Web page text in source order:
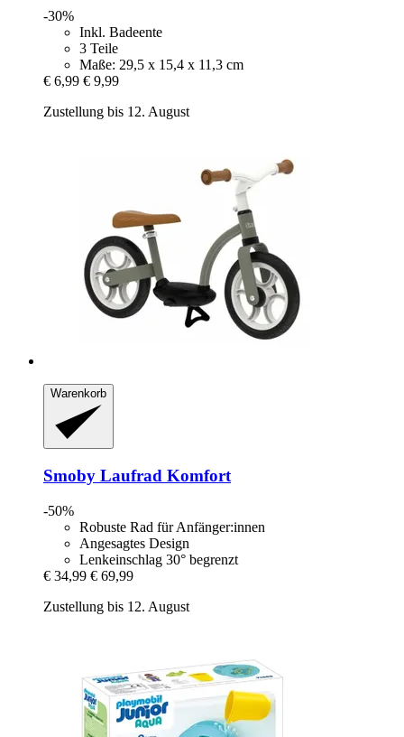
-30%
Inkl. Badeente
3 Teile
Maße: 29,5 x 15,4 x 11,3 cm
€ 6,99 € 9,99
Zustellung bis 12. August
Warenkorb
Smoby Laufrad Komfort
-50%
Robuste Rad für Anfänger:innen
Angesagtes Design
Lenkeinschlag 30° begrenzt
€ 34,99 € 69,99
Zustellung bis 12. August